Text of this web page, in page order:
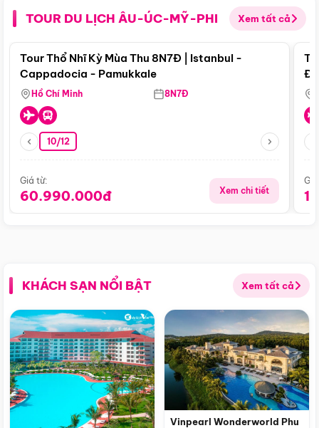
TOUR DU LỊCH ÂU-ÚC-MỸ-PHI Xem tất cả
Điểm nổi bật
Tour Thổ Nhĩ Kỳ Mùa Thu 8N7Đ | Istanbul -
Cappadocia - Pamukkale
Hồ Chí Minh 8N7Đ
10/12
Giá từ:
60.990.000đ Xem chi tiết
KHÁCH SẠN NỔI BẬT Xem tất cả
Vinpearl Wonderworld Phu